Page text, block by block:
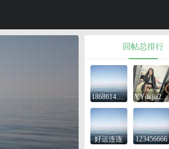
回帖总排行
18686143645 YYdsjia2425
好运连连 123456666